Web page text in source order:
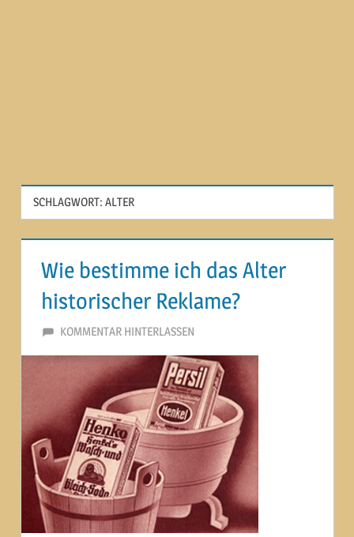
SCHLAGWORT: ALTER
Wie bestimme ich das Alter
historischer Reklame?
31. JANUAR 2015
MARTINA BERG
KOMMENTAR HINTERLASSEN